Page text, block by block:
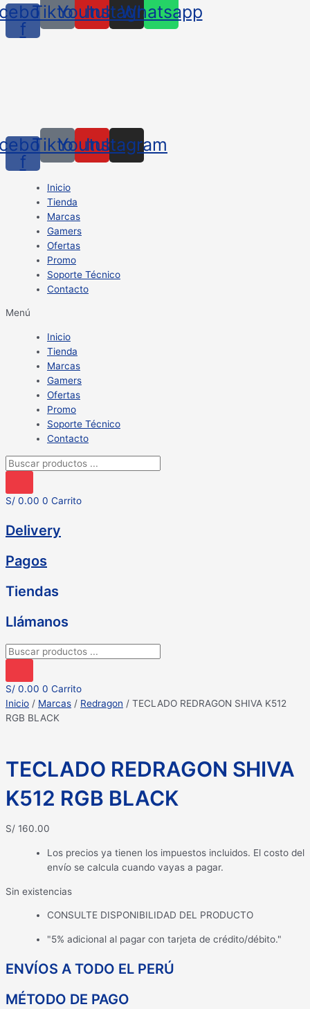
f
TiktokYoutube
Instagram
Whatsapp
f
TiktokYoutube
Instagram
Inicio
Tienda
Marcas
Gamers
Ofertas
Promo
Soporte Técnico
Contacto
Menú
Inicio
Tienda
Marcas
Gamers
Ofertas
Promo
Soporte Técnico
Contacto
Búsqueda
productos
S/ 0.00 0 Carrito
Delivery
Pagos
Tiendas
Llámanos
Búsqueda
productos
S/ 0.00 0 Carrito
Inicio / Marcas / Redragon / TECLADO REDRAGON SHIVA K512
RGB BLACK
TECLADO REDRAGON SHIVA
K512 RGB BLACK
S/ 160.00
Los precios ya tienen los impuestos incluidos. El costo del
envío se calcula cuando vayas a pagar.
Sin existencias
CONSULTE DISPONIBILIDAD DEL PRODUCTO
"5% adicional al pagar con tarjeta de crédito/débito."
ENVÍOS A TODO EL PERÚ
MÉTODO DE PAGO